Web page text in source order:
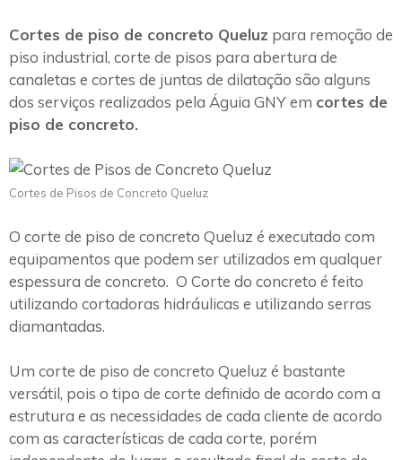
Cortes de piso de concreto Queluz para remoção de
piso industrial, corte de pisos para abertura de
canaletas e cortes de juntas de dilatação são alguns
dos serviços realizados pela Águia GNY em cortes de
piso de concreto.
Cortes de Pisos de Concreto Queluz
O corte de piso de concreto Queluz é executado com
equipamentos que podem ser utilizados em qualquer
espessura de concreto. O Corte do concreto é feito
utilizando cortadoras hidráulicas e utilizando serras
diamantadas.
Um corte de piso de concreto Queluz é bastante
versátil, pois o tipo de corte definido de acordo com a
estrutura e as necessidades de cada cliente de acordo
com as características de cada corte, porém